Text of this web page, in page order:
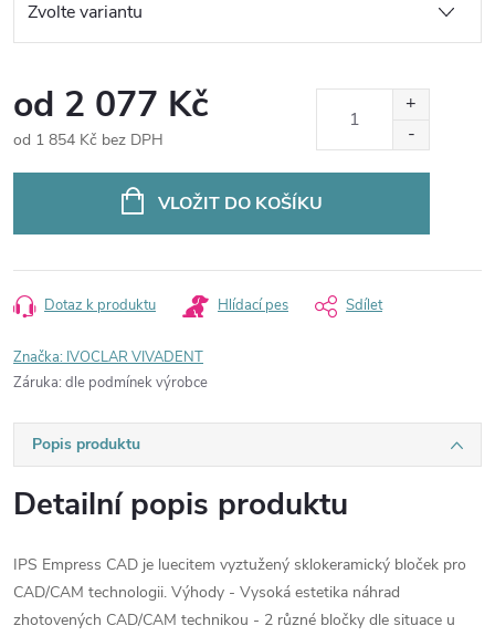
od 2 077 Kč
od 1 854 Kč bez DPH
VLOŽIT DO KOŠÍKU
Dotaz k produktu Hlídací pes Sdílet
Značka: IVOCLAR VIVADENT
Záruka: dle podmínek výrobce
Popis produktu
Detailní popis produktu
IPS Empress CAD je luecitem vyztužený sklokeramický bloček pro
CAD/CAM technologii. Výhody - Vysoká estetika náhrad
zhotovených CAD/CAM technikou - 2 různé bločky dle situace u